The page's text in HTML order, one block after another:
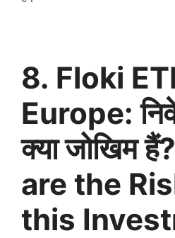
8. Floki
Europe:
क्या जोखिम
are the
this